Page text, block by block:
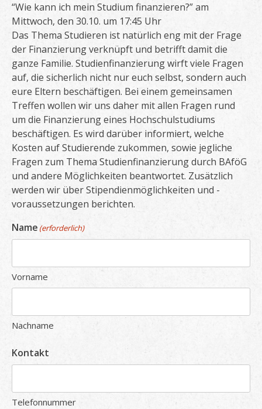
“Wie kann ich mein Studium finanzieren?” am
Mittwoch, den 30.10. um 17:45 Uhr
Das Thema Studieren ist natürlich eng mit der Frage
der Finanzierung verknüpft und betrifft damit die
ganze Familie. Studienfinanzierung wirft viele Fragen
auf, die sicherlich nicht nur euch selbst, sondern auch
eure Eltern beschäftigen. Bei einem gemeinsamen
Treffen wollen wir uns daher mit allen Fragen rund
um die Finanzierung eines Hochschulstudiums
beschäftigen. Es wird darüber informiert, welche
Kosten auf Studierende zukommen, sowie jegliche
Fragen zum Thema Studienfinanzierung durch BAföG
und andere Möglichkeiten beantwortet. Zusätzlich
werden wir über Stipendienmöglichkeiten und -
voraussetzungen berichten.
Name (erforderlich)
Vorname
Nachname
Kontakt
Telefonnummer